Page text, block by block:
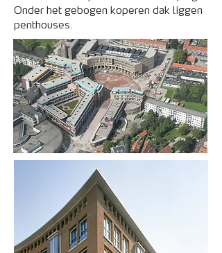
Onder het gebogen koperen dak liggen
penthouses.